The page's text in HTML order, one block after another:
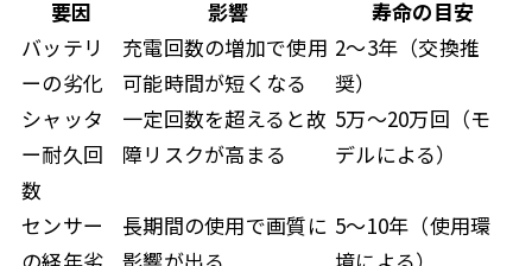
要因 影響
寿命の目安
バッテリ
ーの劣化
充電回数の増加で使用
可能時間が短くなる
2〜3年（交換推
奨）
シャッタ
ー耐久回
数
一定回数を超えると故
障リスクが高まる
5万〜20万回（モ
デルによる）
センサー
長期間の使用で画質に 5〜10年（使用環